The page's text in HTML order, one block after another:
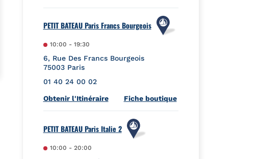
PETIT BATEAU Paris Francs Bourgeois
10:00 - 19:30
6, Rue Des Francs Bourgeois
75003 Paris
01 40 24 00 02
Obtenir l'ItinéraireLink Opens in New Tab
Fiche boutique
PETIT BATEAU Paris Italie 2
10:00 - 20:00